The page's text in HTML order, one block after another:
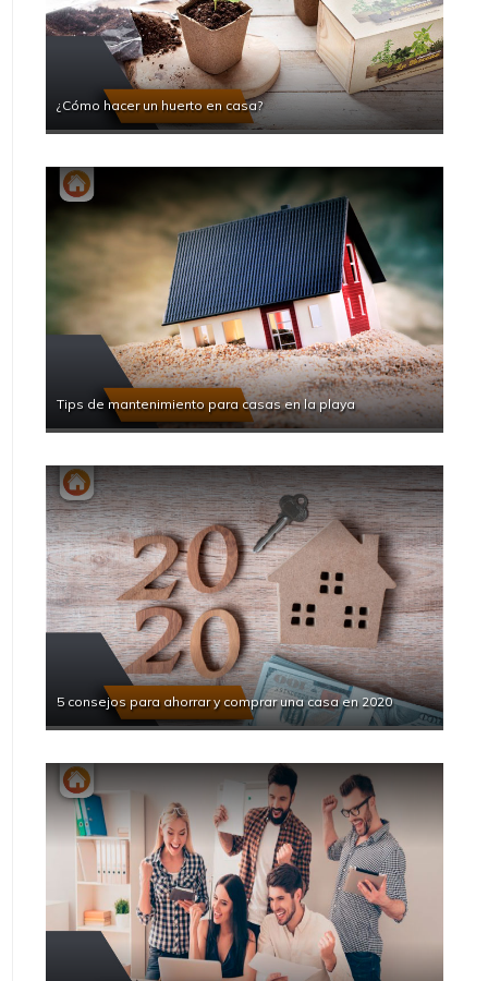
¿Cómo hacer un huerto en casa?
Tips de mantenimiento para casas en la playa
5 consejos para ahorrar y comprar una casa en 2020